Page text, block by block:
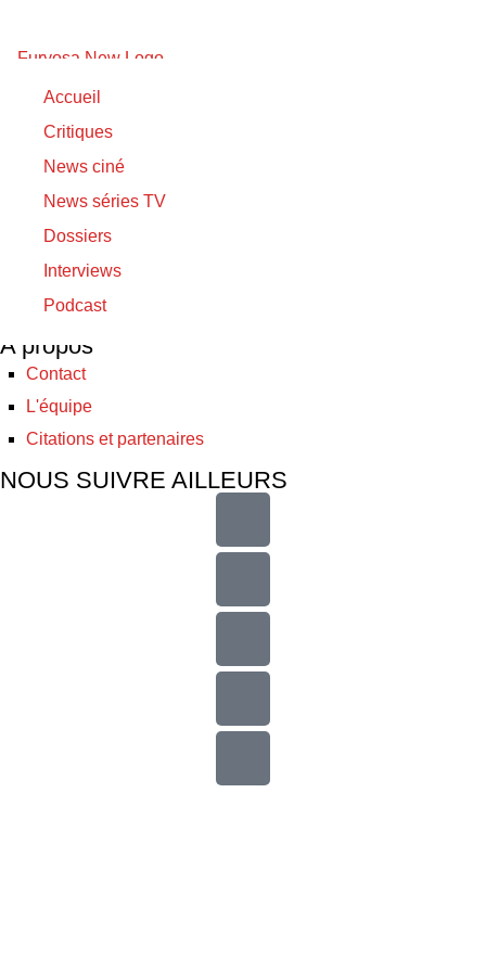
Accueil
Critiques
News ciné
News séries TV
Dossiers
Interviews
Podcast
関ヶ原
04/05/2017
04/05/2017
Sekigahara
A propos
Contact
L'équipe
Citations et partenaires
NOUS SUIVRE AILLEURS